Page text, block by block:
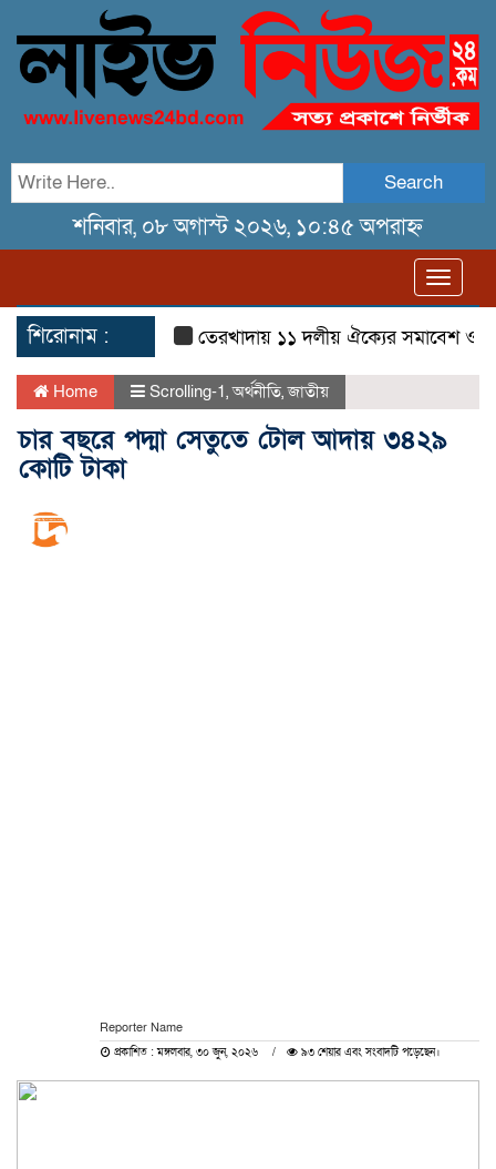
Search
শনিবার, ০৮ অগাস্ট ২০২৬, ১০:৪৫ অপরাহ্ন
শিরোনাম : তেরখাদায় ১১ দলীয় ঐক্যের সমাবেশ ও গণ
Home Scrolling-1,অর্থনীতি,জাতীয়
চার বছরে পদ্মা সেতুতে টোল আদায় ৩৪২৯
কোটি টাকা
Reporter Name
প্রকাশিত : মঙ্গলবার, ৩০ জুন, ২০২৬ ৯৩ শেয়ার এবং সংবাদটি পড়েছেন।